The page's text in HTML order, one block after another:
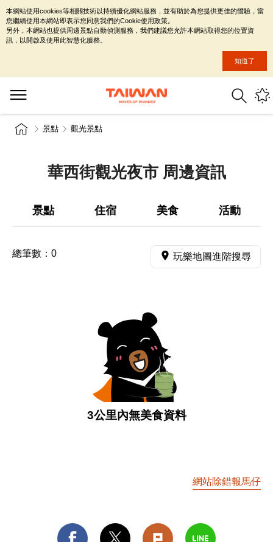
景點 觀光景點
華西街觀光夜市 周邊資訊
景點 住宿 美食 活動
總筆數： 0 玩樂地圖進階搜尋
3公里內無美食資料
網站除錯報馬仔
本網站使用cookies等相關技術以持續優化網站服務，並有助於為您提供更佳的體驗，當
您繼續使用本網站即表示您同意我們的Cookie使用政策。
另外，本網站也提供周邊景點自動偵測服務，我們建議您允許本網站取得您的位置資
訊，以開啟及使用此智慧化服務。
知道了